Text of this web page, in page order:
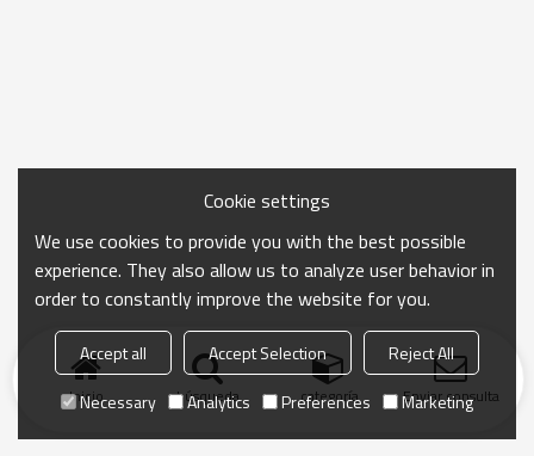
Inicio búsqueda categoría Enviar consulta
Cookie settings
We use cookies to provide you with the best possible
experience. They also allow us to analyze user behavior in
order to constantly improve the website for you.
Accept all Accept Selection
Reject All
Necessary
Analytics Preferences Marketing